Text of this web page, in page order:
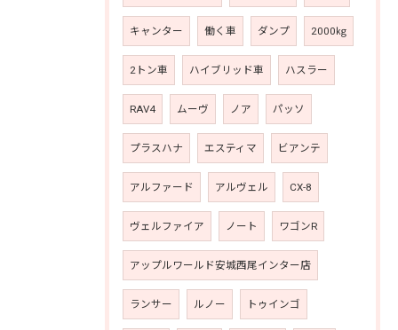
キャンター 働く車 ダンプ 2000㎏
2トン車 ハイブリッド車 ハスラー
RAV4 ムーヴ ノア パッソ
プラスハナ エスティマ ビアンテ
アルファード アルヴェル CX-8
ヴェルファイア ノート ワゴンR
アップルワールド安城西尾インター店
ランサー ルノー トゥインゴ